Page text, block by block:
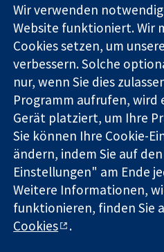
Evidenz
Informierte
Entscheidungen
Bessere
Gesundheit
W1G0AN
Königreich
Die Cochrane Collaboration ist
(Nr. 1045921) und in England und
mit beschränkter Haftung (Nr.
Umsatzsteuer-
Copyright © 2026 The Cochrane
Bedingungen für die Webseite|
Datenschutz| Cookie-Richtlinien
Wir verwenden
Website funktioniert. Wir
Cookies setzen, um
verbessern. Solche
nur, wenn Sie dies
Programm aufrufen, wird
Gerät platziert, um Ihre
Sie können Ihre Cookie-
ändern, indem Sie auf
Einstellungen" am Ende
Weitere Informationen,
funktionieren, finden Sie
Cookies
.